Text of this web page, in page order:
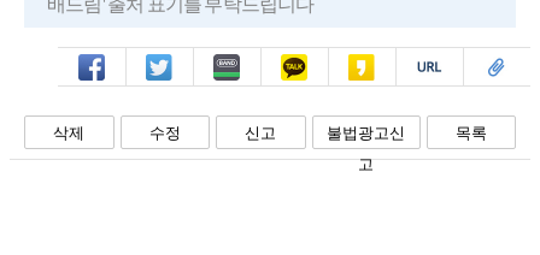
페북 트윗 밴드 카톡 카스 복사 스크랩
삭제 수정 신고
불법광고신
고
목록